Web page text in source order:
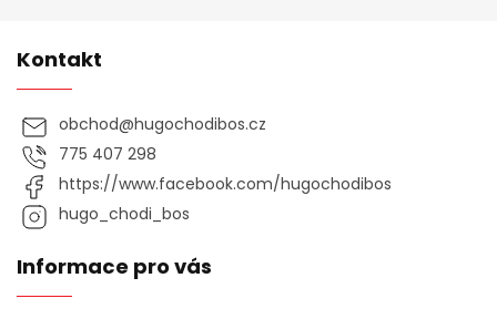
Kontakt
obchod@hugochodibos.cz
775 407 298
https://www.facebook.com/hugochodibos
hugo_chodi_bos
Informace pro vás